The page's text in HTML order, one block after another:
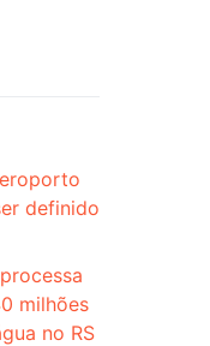
definido
milhões
no RS